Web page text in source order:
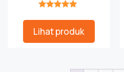
Lihat produk